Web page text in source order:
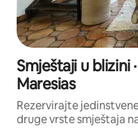
Smještaji u blizini
Maresias
Rezervirajte
druge vrste smještaja